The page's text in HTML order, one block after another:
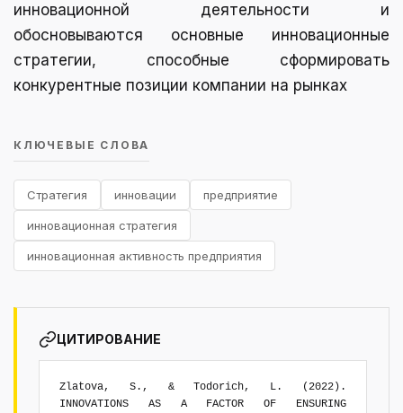
инновационной деятельности и
обосновываются основные инновационные
стратегии, способные сформировать
конкурентные позиции компании на рынках
КЛЮЧЕВЫЕ СЛОВА
Стратегия инновации предприятие
инновационная стратегия
инновационная активность предприятия
ЦИТИРОВАНИЕ
Zlatova, S., & Todorich, L. (2022).
INNOVATIONS AS A FACTOR OF ENSURING